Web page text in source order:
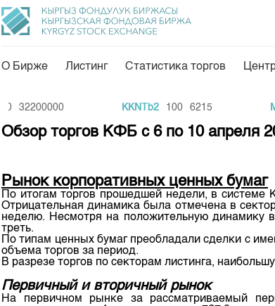
Общая информация
Руководство
Внутренний аудитор
Комитеты
Участники торгов
Наши партнеры
Cтратегия развития
Товарно-
Центр
Тарифы
Аналитика
Финансовый
Пресс-клуб
25 лет ЗАО
О Бирже Листинг Статистика торгов
32200000 KKNTb2 100 6215
Обзор торгов КФБ с 6 по 10 апреля
Рынок корпоративных ценных бумаг
По итогам торгов прошедшей недели, в
Отрицательная динамика была отмечена в
неделю. Несмотря на положительную динамику
треть.
По типам ценных бумаг преобладали сделки с
объема торгов за период.
В разрезе торгов по секторам листинга,
Первичный и вторичный рынок
На первичном рынке за рассматриваемый